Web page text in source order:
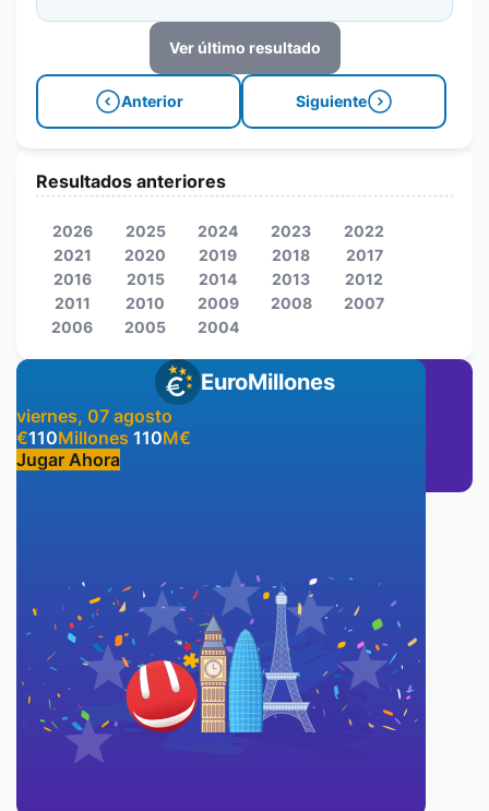
Ver último resultado
Anterior Siguiente
EuroMillones
viernes, 07 agosto
€110Millones 110M€
Jugar Ahora
Resultados anteriores
2026 2025 2024 2023
2022
2021
2020 2019 2018
2017
2016
2015 2014 2013
2012
2011
2010 2009 2008
2007
2006
2005 2004